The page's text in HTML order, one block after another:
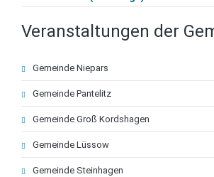
Veranstaltungen der
Navigation
überspringen
Gemeinde Niepars
Gemeinde Pantelitz
Gemeinde Groß Kordshagen
Gemeinde Lüssow
Gemeinde Steinhagen